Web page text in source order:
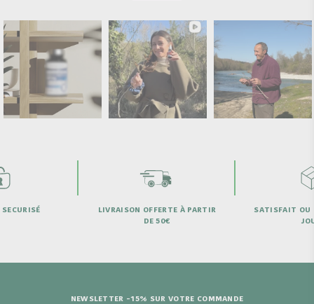
LIVRAISON OFFERTE À PARTIR
DE 50€
SATISFAIT OU
NEWSLETTER -15% SUR VOTRE COMMANDE